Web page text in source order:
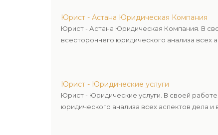
Юрист - Астана Юридическая Компания
Юрист - Астана Юридическая Компания. В
всестороннего юридического анализа всех
Юрист - Юридические услуги
Юрист - Юридические услуги. В своей
юридического анализа всех аспектов дела